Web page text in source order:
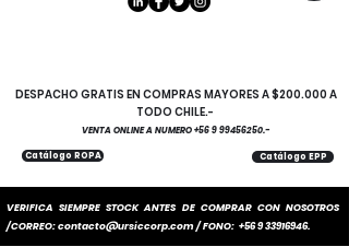
VERIFICA SIEMPRE STOCK ANTES DE COMPRAR CON NOSOTROS
/CORREO:contacto@ursiccorp.com/ FONO: +56 9 33916946.
Catálogo EPP
Catálogo ROPA
DESPACHO GRATIS EN COMPRAS MAYORES A $200.000 A
TODO CHILE.-
VENTA ONLINE A NUMERO+56 9 99456250.-